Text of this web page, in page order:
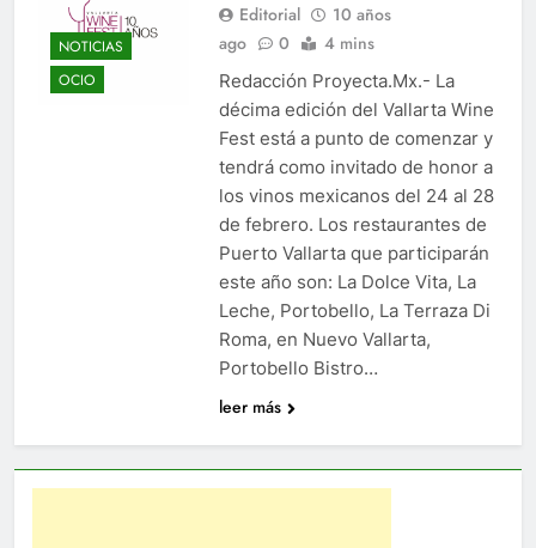
NOTICIAS
OCIO
Editorial
10 años
ago
0 4 mins
Redacción Proyecta.Mx.- La
décima edición del Vallarta Wine
Fest está a punto de comenzar y
tendrá como invitado de honor a
los vinos mexicanos del 24 al 28
de febrero. Los restaurantes de
Puerto Vallarta que participarán
este año son: La Dolce Vita, La
Leche, Portobello, La Terraza Di
Roma, en Nuevo Vallarta,
Portobello Bistro…
leer más